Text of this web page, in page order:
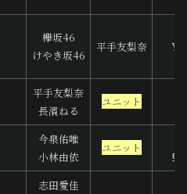
欅坂46
けやき坂46
平手友梨奈
平手友梨奈
長濱ねる
ユニット
今泉佑唯
小林由依
ユニット
野
志田愛佳